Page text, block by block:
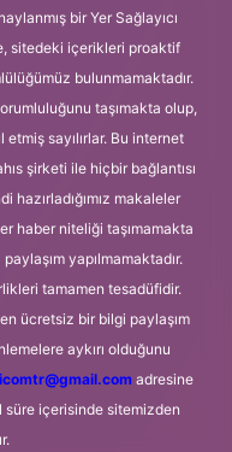
bir Yer Sağlayıcı
sitedeki içerikleri proaktif
bulunmamaktadır.
taşımakta olup,
sayılırlar. Bu internet
şirketi ile hiçbir bağlantısı
hazırladığımız makaleler
haber niteliği taşımamakta
yapılmamaktadır.
tamamen tesadüfidir.
ücretsiz bir bilgi paylaşım
aykırı olduğunu
adresine
içerisinde sitemizden